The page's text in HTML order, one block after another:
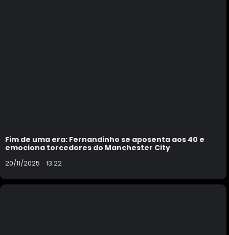
Fim de uma era: Fernandinho se aposenta aos 40 e
emociona torcedores do Manchester City
20/11/2025 13:22